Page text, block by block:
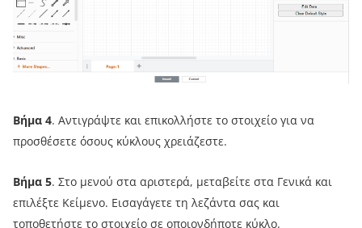
Βήμα 4. Αντιγράψτε και επικολλήστε το στοιχείο για να
προσθέσετε όσους κύκλους χρειάζεστε.
Βήμα 5. Στο μενού στα αριστερά, μεταβείτε στα Γενικά και
επιλέξτε Κείμενο. Εισαγάγετε τη λεζάντα σας και
τοποθετήστε το στοιχείο σε οποιονδήποτε κύκλο.